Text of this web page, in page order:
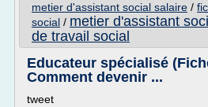
metier d'assistant social salaire /
social / metier d'assistant
de travail social
Educateur spécialisé
Comment devenir ...
tweet